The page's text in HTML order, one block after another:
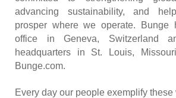
advancing sustainability, and
prosper where we operate. Bunge
office in Geneva, Switzerland
headquarters in St. Louis,
Bunge.com.
Every day our people exemplify